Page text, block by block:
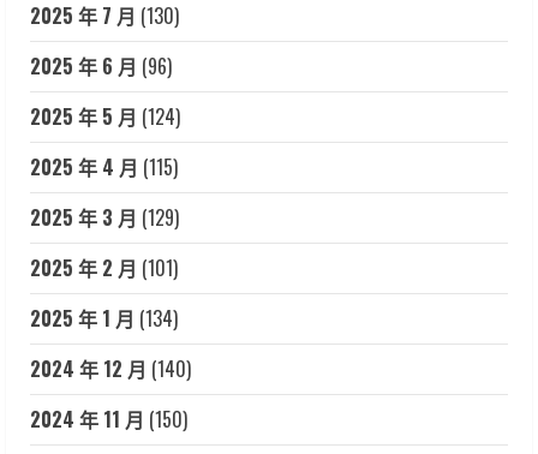
2025 年 7 月 (130)
2025 年 6 月 (96)
2025 年 5 月 (124)
2025 年 4 月 (115)
2025 年 3 月 (129)
2025 年 2 月 (101)
2025 年 1 月 (134)
2024 年 12 月 (140)
2024 年 11 月 (150)